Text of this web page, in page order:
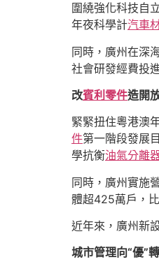
圍繞強化科技自
年夜科學計汽車
同時，廣州在深
社會研發經費投
改賓利零件造開
緊緊扭住粵港澳
件第一階段發展
學抗衡油氣分離
同時，廣州實施
體超425萬戶，
近年來，廣州新
城市管理向“優”